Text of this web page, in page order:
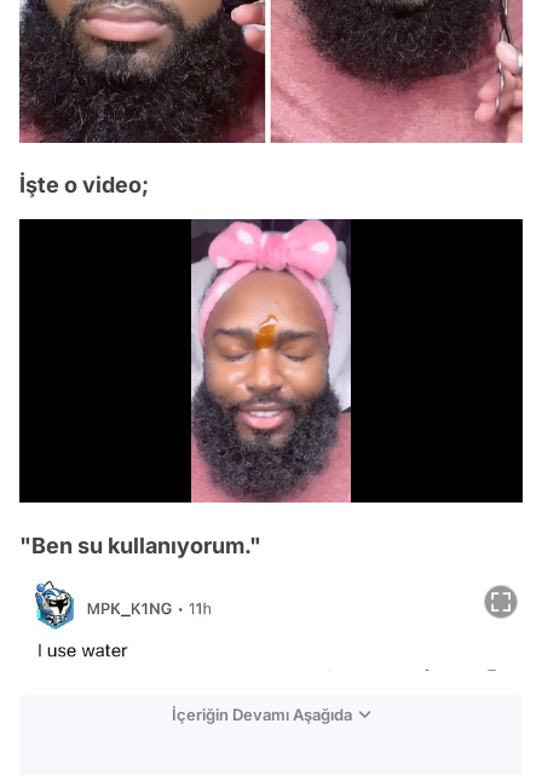
İşte o video;
"Ben su kullanıyorum."
İçeriğin Devamı Aşağıda